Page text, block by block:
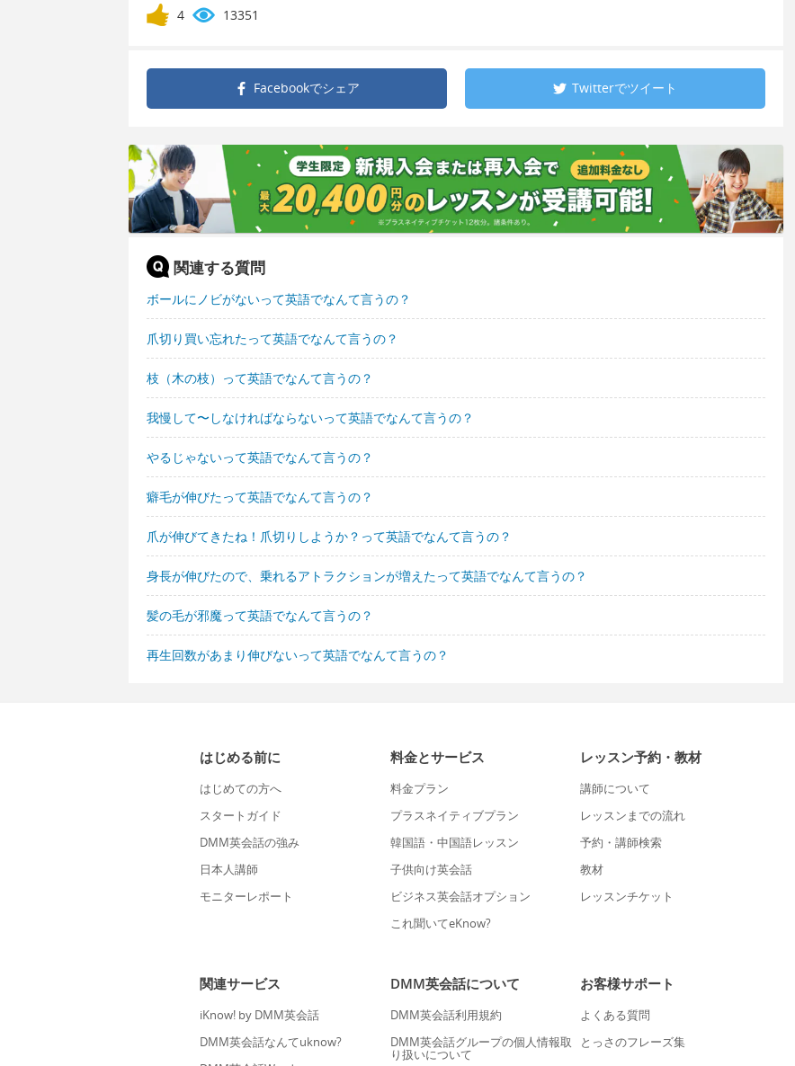
4 13351
Facebookでシェア Twitterでツイート
関連する質問
ボールにノビがないって英語でなんて言うの？
爪切り買い忘れたって英語でなんて言うの？
枝（木の枝）って英語でなんて言うの？
我慢して〜しなければならないって英語でなんて言うの？
やるじゃないって英語でなんて言うの？
癖毛が伸びたって英語でなんて言うの？
爪が伸びてきたね！爪切りしようか？って英語でなんて言うの？
身長が伸びたので、乗れるアトラクションが増えたって英語でなんて言うの？
髪の毛が邪魔って英語でなんて言うの？
再生回数があまり伸びないって英語でなんて言うの？
はじめる前に
はじめての方へ
スタートガイド
DMM英会話の強み
日本人講師
モニターレポート
料金とサービス
料金プラン
プラスネイティブプラン
韓国語・中国語レッスン
子供向け英会話
ビジネス英会話オプション
これ聞いてeKnow?
レッスン予約・教材
講師について
レッスンまでの流れ
予約・講師検索
教材
レッスンチケット
関連サービス
iKnow! by DMM英会話
DMM英会話なんてuknow?
DMM英会話について
DMM英会話利用規約
DMM英会話グループの個人情報取
り扱いについて
お客様サポート
よくある質問
とっさのフレーズ集